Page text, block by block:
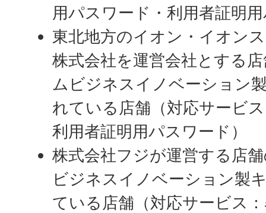
用パスワード・利用者証明
東北地方のイオン・イオン
株式会社を運営会社とする
ムビジネスイノベーション
れている店舗（対応サービ
利用者証明用パスワード）
株式会社フジが運営する店
ビジネスイノベーション製
ている店舗（対応サービス